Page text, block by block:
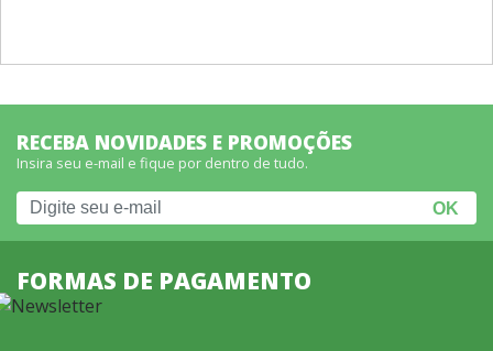
RECEBA NOVIDADES E PROMOÇÕES
Insira seu e-mail e fique por dentro de tudo.
FORMAS DE PAGAMENTO